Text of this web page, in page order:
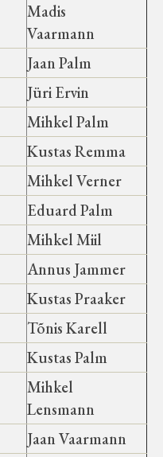
Madis
Vaarmann
Jaan Palm
Jüri Ervin
Mihkel Palm
Kustas Remma
Mihkel Verner
Eduard Palm
Mihkel Miil
Annus Jammer
Kustas Praaker
Tõnis Karell
Kustas Palm
Mihkel
Lensmann
Jaan Vaarmann